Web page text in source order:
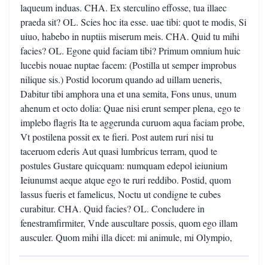
laqueum induas. CHA. Ex sterculino effosse, tua illaec
praeda sit? OL. Scies hoc ita esse. uae tibi: quot te modis, Si
uiuo, habebo in nuptiis miserum meis. CHA. Quid tu mihi
facies? OL. Egone quid faciam tibi? Primum omnium huic
lucebis nouae nuptae facem: (Postilla ut semper improbus
nilique sis.) Postid locorum quando ad uillam ueneris,
Dabitur tibi amphora una et una semita, Fons unus, unum
ahenum et octo dolia: Quae nisi erunt semper plena, ego te
implebo flagris Ita te aggerunda curuom aqua faciam probe,
Vt postilena possit ex te fieri. Post autem ruri nisi tu
taceruom ederis Aut quasi lumbricus terram, quod te
postules Gustare quicquam: numquam edepol ieiunium
Ieiunumst aeque atque ego te ruri reddibo. Postid, quom
lassus fueris et famelicus, Noctu ut condigne te cubes
curabitur. CHA. Quid facies? OL. Concludere in
fenestramfirmiter, Vnde auscultare possis, quom ego illam
ausculer. Quom mihi illa dicet: mi animule, mi Olympio,